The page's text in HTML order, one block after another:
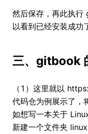
然后保存，再此执
以看到已经安装成功
三、gitbook
（1）这里就以
代码仓为例展示了，
如想写一本关于
新建一个文件夹